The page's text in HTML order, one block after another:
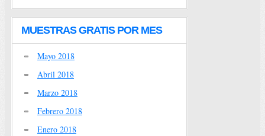
MUESTRAS GRATIS POR MES
Mayo 2018
Abril 2018
Marzo 2018
Febrero 2018
Enero 2018